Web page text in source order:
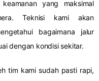
yang maksimal
Teknisi kami akan
bagaimana jalur
dengan kondisi sekitar.
tim kami sudah pasti rapi,